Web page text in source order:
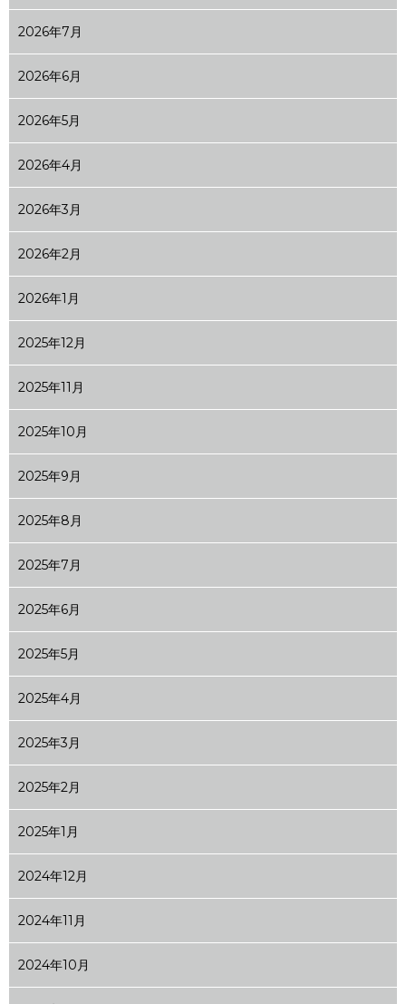
2026年7月
2026年6月
2026年5月
2026年4月
2026年3月
2026年2月
2026年1月
2025年12月
2025年11月
2025年10月
2025年9月
2025年8月
2025年7月
2025年6月
2025年5月
2025年4月
2025年3月
2025年2月
2025年1月
2024年12月
2024年11月
2024年10月